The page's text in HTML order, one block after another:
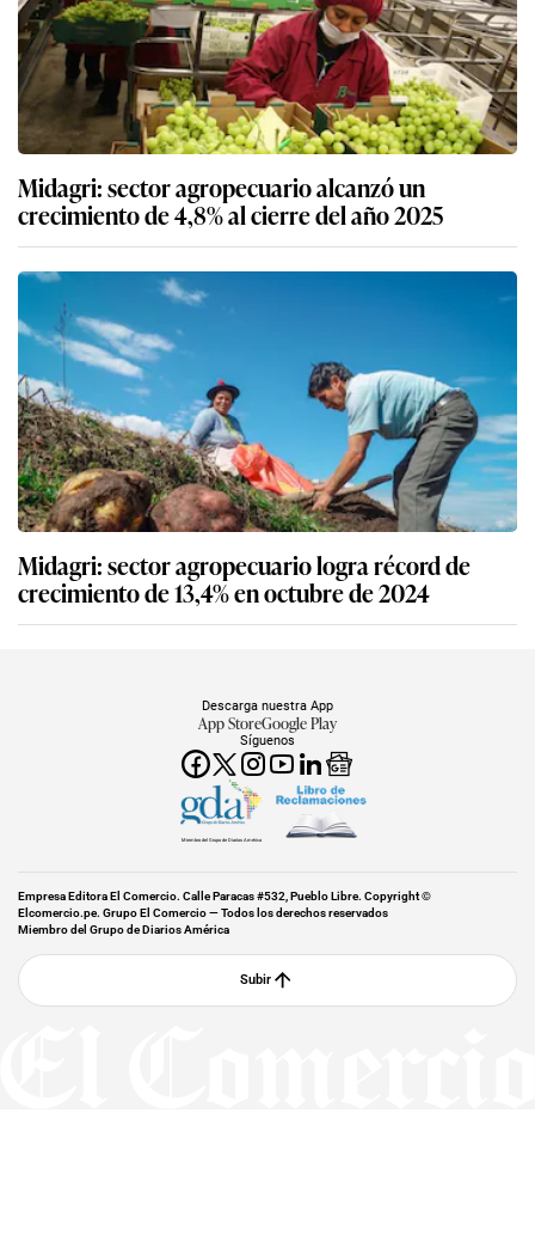
Midagri: sector agropecuario alcanzó un
crecimiento de 4,8% al cierre del año 2025
Midagri: sector agropecuario logra récord de
crecimiento de 13,4% en octubre de 2024
Síguenos
Descarga nuestra App
App StoreGoogle Play
Miembro del Grupo de Diarios América
Empresa Editora El Comercio. Calle Paracas #532, Pueblo Libre. Copyright ©
Elcomercio.pe. Grupo El Comercio — Todos los derechos reservados
Miembro del Grupo de Diarios América
Subir